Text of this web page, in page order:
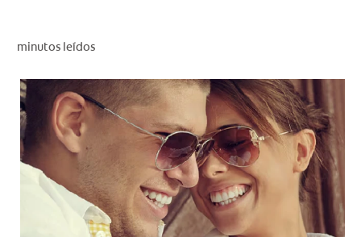
PARA PROFESIONALES
CUPONES
DONDE COMPRAR
MX (ES)
minutos leídos